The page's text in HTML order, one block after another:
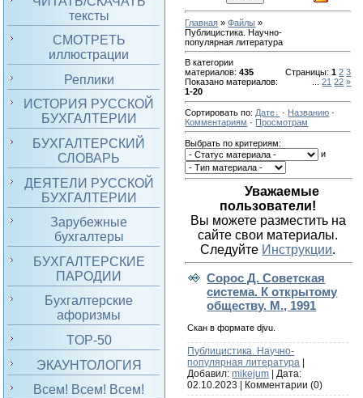
тексты
СМОТРЕТЬ
иллюстрации
Реплики
ИСТОРИЯ РУССКОЙ
БУХГАЛТЕРИИ
БУХГАЛТЕРСКИЙ
СЛОВАРЬ
ДЕЯТЕЛИ РУССКОЙ
БУХГАЛТЕРИИ
Зарубежные
бухгалтеры
БУХГАЛТЕРСКИЕ
ПАРОДИИ
Бухгалтерские
афоризмы
TOP-50
ЭКАУНТОЛОГИЯ
Всем! Всем! Всем!
Главная »Файлы »
Публицистика. Научно-
популярная литература
В категории
материалов:435
Показано материалов:
1-20
Страницы:1 2 3
21 22 »
Сортировать по: Дате · Названию ·
Комментариям · Просмотрам
Выбрать по критериям:
и
Уважаемые
пользователи!
Вы можете разместить на
сайте свои материалы.
Следуйте Инструкции.
Сорос Д. Советская
система. К открытому
обществу. М., 1991
Скан в формате djvu.
Публицистика. Научно-
популярная литература
Добавил:mikejum | Дата:
02.10.2023
Комментарии (0)